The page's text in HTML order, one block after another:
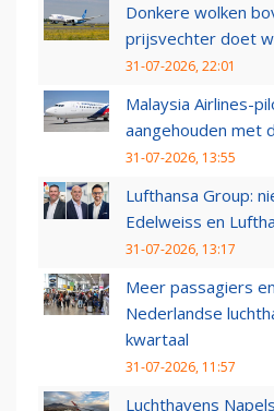
Donkere wolken
prijsvechter doet
31-07-2026, 22:01
Malaysia Airlines-
aangehouden met
31-07-2026, 13:55
Lufthansa Group:
Edelweiss en
31-07-2026, 13:17
Meer passagiers
Nederlandse
kwartaal
31-07-2026, 11:57
Luchthavens